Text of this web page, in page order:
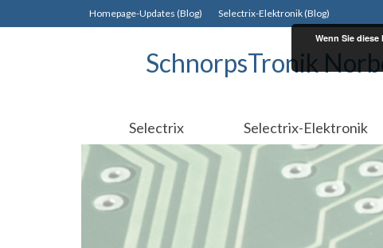
Homepage-Updates (Blog) Selectrix-Elektronik (Blog)
SchnorpsTronik
Selectrix Selectrix-Elektronik
Wenn Sie